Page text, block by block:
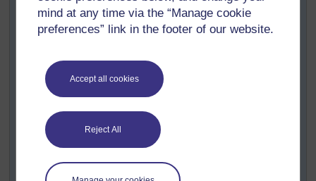
mind at any time via the “Manage cookie
preferences” link in the footer of our website.
Accept all cookies
Reject All
(3/4 + 2/3)
(2/3 + 1/4)
Montrez comment trouver le dénominateur commun de
élèves de calculer les autres dénominateurs communs.
Montrez aux élèves comment convertir le numérateur
faire les trois additions suivantes.